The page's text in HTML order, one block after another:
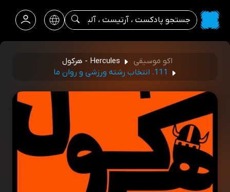
اکو موسیقی
Hercules - هرکول
111. انتخاب رشته ورزشی و روان ما